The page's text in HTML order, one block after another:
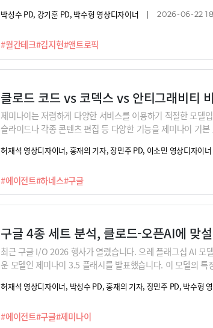
#월간테크#김지현#앤트로픽
AI 에이전트 도입 기회④ 컴퓨텍스 – 40년 윈텔(Wintel) 시
박성수 PD, 강기훈 PD, 박수형 영상디자이너 2026-06-22
클로드 코드 vs 코덱스 vs 안티그래비티
#에이전트#하네스#구글
제미나이는 저렴하게 다양한 서비스를 이용하기 적절한 모델
슬라이드나 각종 콘텐츠 편집 등 다양한 기능을 제미나이 기
연해 봤습니다. 구글 플로우는 '에이전트' 모드를 탑재해 프롬
다.하지만, 단점도 있었는데요. 어떤 점에서 다른 모델에 비해
려주는 최지웅 유캔랩스 대표가 여러분들께 비교 시연을 보여
허재석 영상디자이너, 홍재의 기자, 장민주 PD, 이소민 영상디자이너
구글 4종 세트 분석, 클로드-오픈AI에 맞
#에이전트#구글#제미나이
최근 구글 I/O 2026 행사가 열렸습니다. 으레 플래그십 AI 모
운 모델인 제미나이 3.5 플래시를 발표했습니다. 이 모델의
티그래비티 같은 추가 툴, 모델도 내놨는데요, 이제는 챗봇처
밌고 쉽게 AI를 설명해주는 최지웅 유캔랩스 대표가 구글 I/O
허재석 영상디자이너, 박성수 PD, 홍재의 기자, 장민주 PD, 박수형